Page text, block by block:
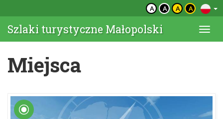
A A A A
Szlaki turystyczne Małopolski
Miejsca